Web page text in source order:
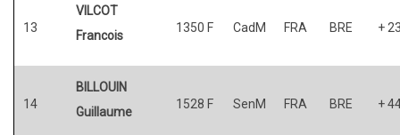
13
VILCOT
Francois
1350 F CadM FRA BRE +
14
BILLOUIN
Guillaume
1528 F SenM FRA BRE +